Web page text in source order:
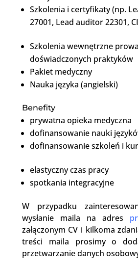
Szkolenia i certyfikaty (np.
27001, Lead auditor 22301,
Szkolenia wewnętrzne
doświadczonych praktyków
Pakiet medyczny
Nauka języka (angielski)
Benefity
prywatna opieka medyczna
dofinansowanie nauki
dofinansowanie szkoleń i
elastyczny czas pracy
spotkania integracyjne
W przypadku
wysłanie maila na adres
załączonym CV i kilkoma
treści maila prosimy o
przetwarzanie danych